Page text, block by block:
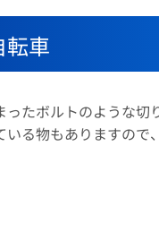
転車
たボルトのような
る物もありますので